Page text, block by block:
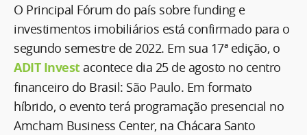
O Principal Fórum do país sobre funding e
investimentos imobiliários está confirmado para o
segundo semestre de 2022. Em sua 17ª edição, o
ADIT Investacontece dia 25 de agosto no centro
financeiro do Brasil: São Paulo. Em formato
híbrido, o evento terá programação presencial no
Amcham Business Center, na Chácara Santo